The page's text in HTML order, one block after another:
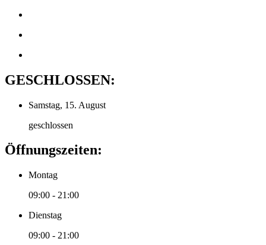
GESCHLOSSEN:
Samstag, 15. August
geschlossen
Öffnungszeiten:
Montag
09:00 - 21:00
Dienstag
09:00 - 21:00